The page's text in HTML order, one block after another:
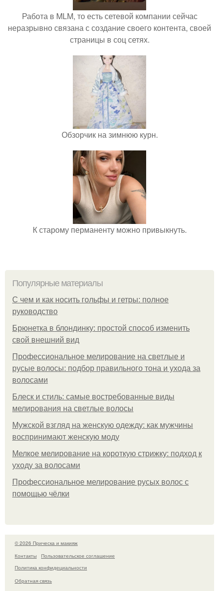
Работа в MLM, то есть сетевой компании сейчас
неразрывно связана с создание своего контента, своей
страницы в соц сетях.
Обзорчик на зимнюю курн.
К старому перманенту можно привыкнуть.
Популярные материалы
С чем и как носить гольфы и гетры: полное
руководство
Брюнетка в блондинку: простой способ изменить
свой внешний вид
Профессиональное мелирование на светлые и
русые волосы: подбор правильного тона и ухода за
волосами
Блеск и стиль: самые востребованные виды
мелирования на светлые волосы
Мужской взгляд на женскую одежду: как мужчины
воспринимают женскую моду
Мелкое мелирование на короткую стрижку: подход к
уходу за волосами
Профессиональное мелирование русых волос с
помощью чёлки
© 2026 Прическа и макияж
Контакты
Пользовательское соглашение
Политика конфидециальности
Обратная связь